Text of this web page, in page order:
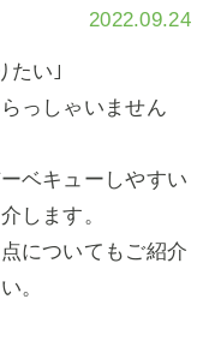
2022.09.24
たい｣
っしゃいません
ベキューしやすい
します。
についてもご紹介
。